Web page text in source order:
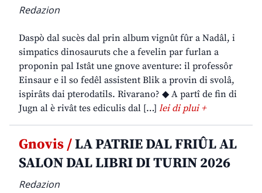
Redazion
Daspò dal sucès dal prin album vignût fûr a Nadâl, i
simpatics dinosauruts che a fevelin par furlan a
proponin pal Istât une gnove aventure: il professôr
Einsaur e il so fedêl assistent Blik a provin di svolâ,
ispirâts dai pterodatils. Rivarano? ◆ A partî de fin di
Jugn al è rivât tes ediculis dal […] lei di plui +
Gnovis /LA PATRIE DAL FRIÛL AL
SALON DAL LIBRI DI TURIN 2026
Redazion